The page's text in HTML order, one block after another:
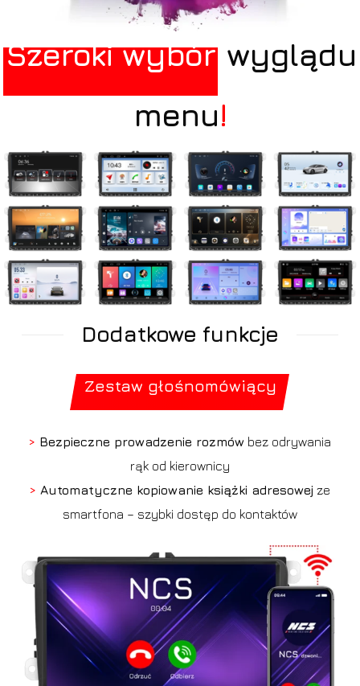
Szeroki wybór wyglądu
menu!
Dodatkowe funkcje
Zestaw głośnomówiący
> Bezpieczne prowadzenie rozmów bez odrywania
rąk od kierownicy
>Automatyczne kopiowanie książki adresowej ze
smartfona – szybki dostęp do kontaktów